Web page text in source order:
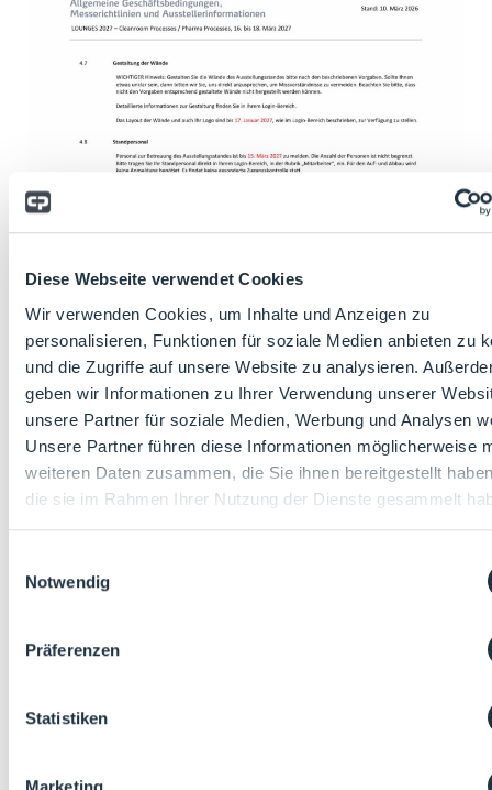
Diese Webseite verwendet Cookies
Wir verwenden Cookies, um Inhalte und Anzeigen zu
personalisieren, Funktionen für soziale Medien anbieten zu
und die Zugriffe auf unsere Website zu analysieren.
geben wir Informationen zu Ihrer Verwendung unserer
unsere Partner für soziale Medien, Werbung und Analysen
Unsere Partner führen diese Informationen möglicherweise
weiteren Daten zusammen, die Sie ihnen bereitgestellt
die sie im Rahmen Ihrer Nutzung der Dienste gesammelt
Notwendig
Präferenzen
Statistiken
Marketing